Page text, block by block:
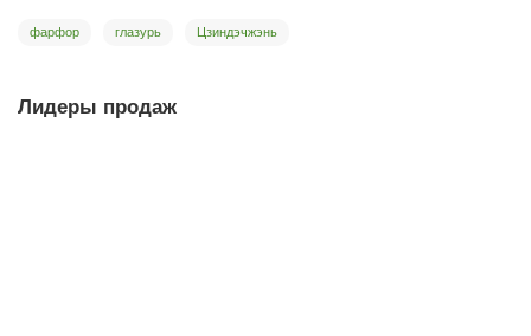
фарфор глазурь Цзиндэчжэнь
Лидеры продаж